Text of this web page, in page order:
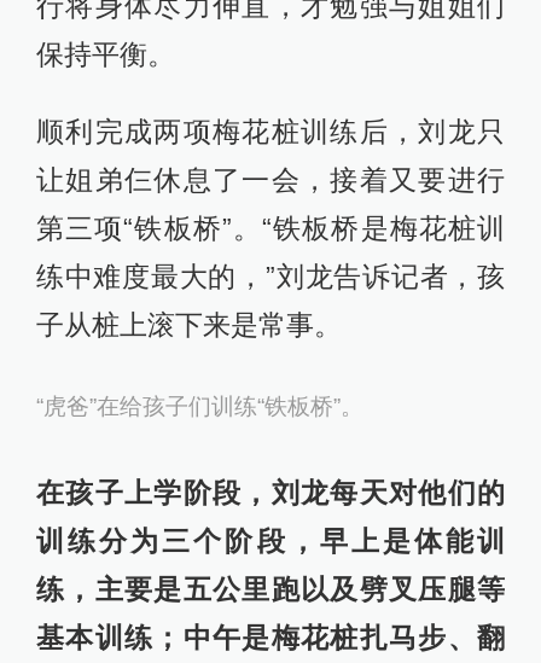
行将身体尽力伸直，才勉强与姐姐们
保持平衡。
顺利完成两项梅花桩训练后，刘龙只
让姐弟仨休息了一会，接着又要进行
第三项“铁板桥”。“铁板桥是梅花桩训
练中难度最大的，”刘龙告诉记者，孩
子从桩上滚下来是常事。
“虎爸”在给孩子们训练“铁板桥”。
在孩子上学阶段，刘龙每天对他们的
训练分为三个阶段，早上是体能训
练，主要是五公里跑以及劈叉压腿等
基本训练；中午是梅花桩扎马步、翻